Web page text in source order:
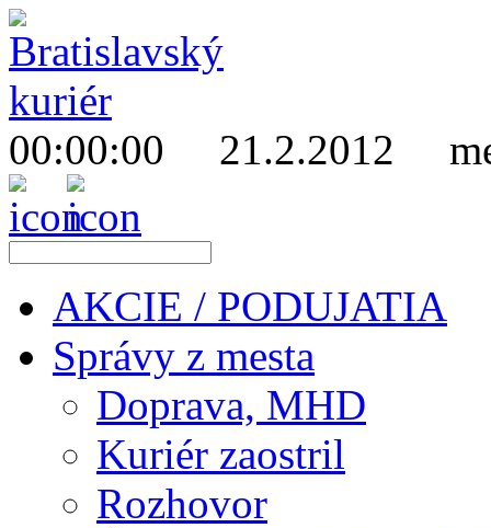
00:00:00 21.2.2012
AKCIE / PODUJATIA
Správy z mesta
Doprava, MHD
Kuriér zaostril
Rozhovor